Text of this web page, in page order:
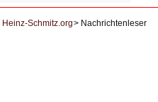
Heinz-Schmitz.org
Nachrichtenleser